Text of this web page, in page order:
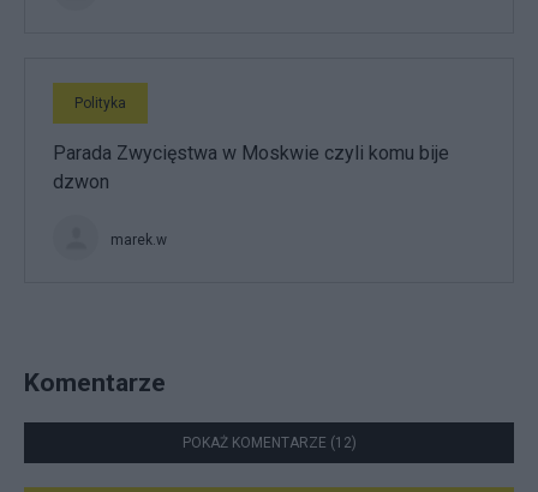
Polityka
Parada Zwycięstwa w Moskwie czyli komu bije
dzwon
marek.w
Komentarze
POKAŻ KOMENTARZE (12)